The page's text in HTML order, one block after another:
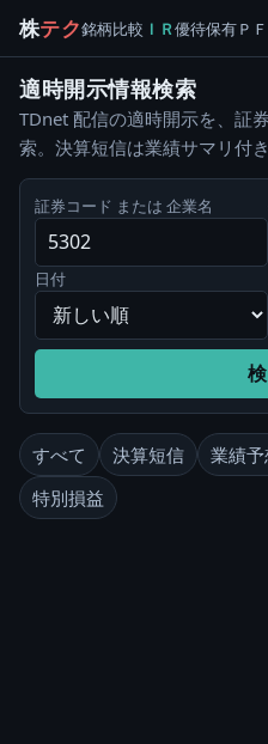
株テク銘柄比較 ＩＲ優待保有ＰＦ
適時開示情報検索
TDnet 配信の適時開示を、証
索。決算短信は業績サマリ付き
証券コード または 企業名
日付
すべて 決算短信 業績予
特別損益